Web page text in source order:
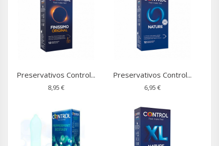
Preservativos Control...
8,95 €
Preservativos Control...
6,95 €